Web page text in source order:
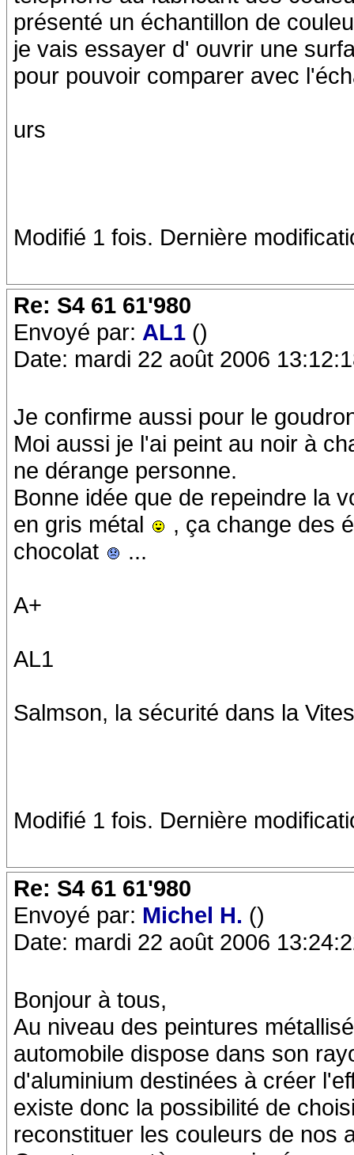
présenté un échantillon de
je vais essayer d' ouvrir une
pour pouvoir comparer avec
urs
Modifié 1 fois. Dernière
Re: S4 61 61'980
Envoyé par: AL1 ()
Date: mardi 22 août 2006
Je confirme aussi pour le
Moi aussi je l'ai peint au noir à
ne dérange personne.
Bonne idée que de repeindre la
en gris métal
, ça change des
chocolat
...
A+
AL1
Salmson, la sécurité dans la
Modifié 1 fois. Dernière
Re: S4 61 61'980
Envoyé par: Michel H. ()
Date: mardi 22 août 2006
Bonjour à tous,
Au niveau des peintures
automobile dispose dans son
d'aluminium destinées à créer
existe donc la possibilité de
reconstituer les couleurs de nos